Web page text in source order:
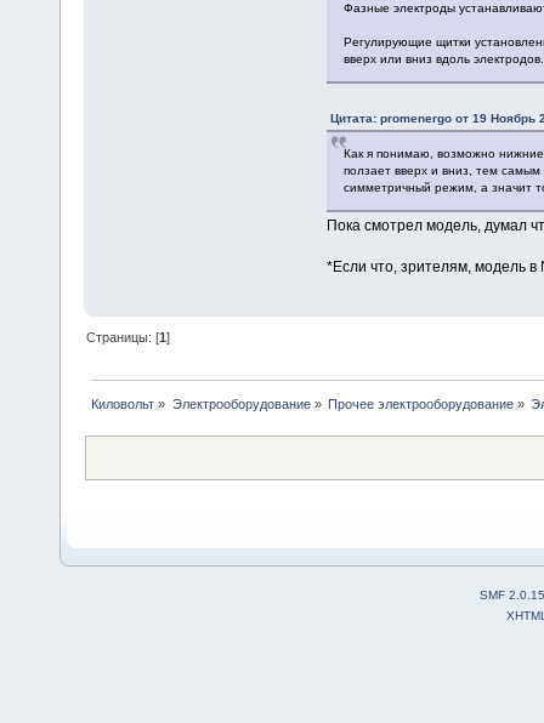
Фазные электроды
Регулирующие щитки
вверх или вниз вдоль электродов.
Цитата: promenergo от 19 Ноябрь
Как я понимаю, возможно
ползает вверх и вниз, тем
симметричный режим, а значит
Пока смотрел модель, думал
*Если что, зрителям, модель
Страницы: [1]
Киловольт » Электрооборудование» Прочее электрооборудование»
SMF 2.0.15